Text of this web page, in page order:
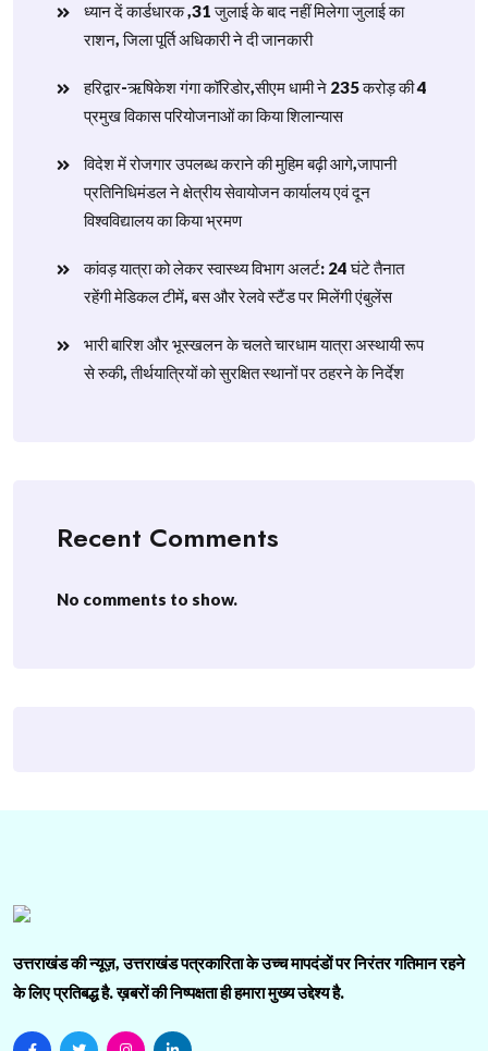
ध्यान दें कार्डधारक ,31 जुलाई के बाद नहीं मिलेगा जुलाई का
राशन, जिला पूर्ति अधिकारी ने दी जानकारी
हरिद्वार-ऋषिकेश गंगा कॉरिडोर,सीएम धामी ने 235 करोड़ की 4
प्रमुख विकास परियोजनाओं का किया शिलान्यास
विदेश में रोजगार उपलब्ध कराने की मुहिम बढ़ी आगे,जापानी
प्रतिनिधिमंडल ने क्षेत्रीय सेवायोजन कार्यालय एवं दून
विश्वविद्यालय का किया भ्रमण
​कांवड़ यात्रा को लेकर स्वास्थ्य विभाग अलर्ट: 24 घंटे तैनात
रहेंगी मेडिकल टीमें, बस और रेलवे स्टैंड पर मिलेंगी एंबुलेंस
​भारी बारिश और भूस्खलन के चलते चारधाम यात्रा अस्थायी रूप
से रुकी, तीर्थयात्रियों को सुरक्षित स्थानों पर ठहरने के निर्देश
Recent Comments
No comments to show.
उत्तराखंड की न्यूज़, उत्तराखंड पत्रकारिता के उच्च मापदंडों पर निरंतर गतिमान रहने
के लिए प्रतिबद्ध है. ख़बरों की निष्पक्षता ही हमारा मुख्य उद्देश्य है.